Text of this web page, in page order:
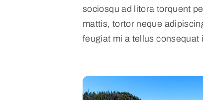
sociosqu ad litora torquent
mattis, tortor neque
feugiat mi a tellus consequat